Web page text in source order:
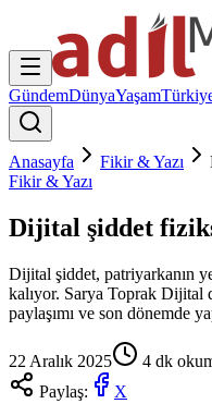
GündemDünyaYaşam
Anasayfa Fikir & Yazı
Fikir & Yazı
Dijital şiddet
Dijital şiddet, patriyarkanın
kalıyor. Sarya Toprak Dijital
paylaşımı ve son dönemde
22 Aralık 2025 4 dk
Paylaş:
X